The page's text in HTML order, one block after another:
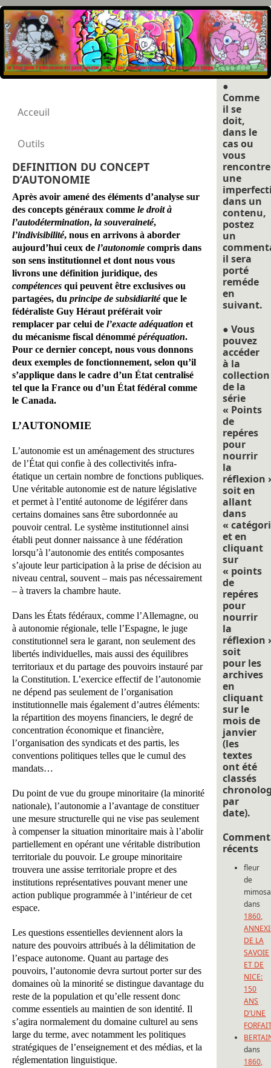
Acceuil
Outils
DEFINITION DU CONCEPT
D’AUTONOMIE
Après avoir amené des éléments d’analyse sur
des concepts généraux comme le droit à
l’autodétermination, la souveraineté,
l’indivisibilité, nous en arrivons à aborder
aujourd’hui ceux de l’autonomie compris dans
son sens institutionnel et dont nous vous
livrons une définition juridique, des
compétences qui peuvent être exclusives ou
partagées, du principe de subsidiaritéque le
fédéraliste Guy Héraut préférait voir
remplacer par celui de l’exacte adéquation et
du mécanisme fiscal dénommé péréquation.
Pour ce dernier concept, nous vous donnons
deux exemples de fonctionnement, selon qu’il
s’applique dans le cadre d’un État centralisé
tel que la France ou d’un État fédéral comme
le Canada.
L’AUTONOMIE
L’autonomie est un aménagement des structures
de l’État qui confie à des collectivités infra-
étatique un certain nombre de fonctions publiques.
Une véritable autonomie est de nature législative
et permet à l’entité autonome de légiférer dans
certains domaines sans être subordonnée au
pouvoir central. Le système institutionnel ainsi
établi peut donner naissance à une fédération
lorsqu’à l’autonomie des entités composantes
s’ajoute leur participation à la prise de décision au
niveau central, souvent – mais pas nécessairement
– à travers la chambre haute.
Dans les États fédéraux, comme l’Allemagne, ou
à autonomie régionale, telle l’Espagne, le juge
constitutionnel sera le garant, non seulement des
libertés individuelles, mais aussi des équilibres
territoriaux et du partage des pouvoirs instauré par
la Constitution. L’exercice effectif de l’autonomie
ne dépend pas seulement de l’organisation
institutionnelle mais également d’autres éléments:
la répartition des moyens financiers, le degré de
concentration économique et financière,
l’organisation des syndicats et des partis, les
conventions politiques telles que le cumul des
mandats…
Du point de vue du groupe minoritaire (la minorité
nationale), l’autonomie a l’avantage de constituer
une mesure structurelle qui ne vise pas seulement
à compenser la situation minoritaire mais à l’abolir
partiellement en opérant une véritable distribution
territoriale du pouvoir. Le groupe minoritaire
trouvera une assise territoriale propre et des
institutions représentatives pouvant mener une
action publique programmée à l’intérieur de cet
espace.
Les questions essentielles deviennent alors la
nature des pouvoirs attribués à la délimitation de
l’espace autonome. Quant au partage des
pouvoirs, l’autonomie devra surtout porter sur des
domaines où la minorité se distingue davantage du
reste de la population et qu’elle ressent donc
comme essentiels au maintien de son identité. Il
s’agira normalement du domaine culturel au sens
large du terme, avec notamment les politiques
stratégiques de l’enseignement et des médias, et la
réglementation linguistique.
●
Comme
il se
doit,
dans le
cas ou
vous
une
dans un
contenu,
postez
un
il sera
porté
reméde
en
suivant.
● Vous
pouvez
accéder
à la
collection
de la
série
« Points
de
repéres
pour
nourrir
la
réflexion
soit en
allant
dans
«
et en
cliquant
sur
« points
de
repéres
pour
nourrir
la
réflexion
soit
pour les
archives
en
cliquant
sur le
mois de
janvier
(les
textes
ont été
classés
par
date).
récents
fleur
de
mimosa
dans
1860,
DE LA
SAVOIE
ET DE
NICE:
150
ANS
D’UNE
dans
1860,